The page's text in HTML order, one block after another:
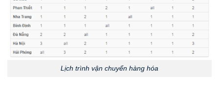
Lịch trình vận chuyển hàng hóa